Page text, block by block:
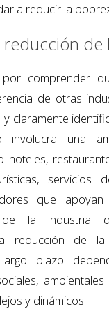
a reducir la
de
por comprender
de otras
claramente
involucra una
hoteles,
servicios
que
de la industria
la reducción de
plazo
ambientales
y dinámicos.